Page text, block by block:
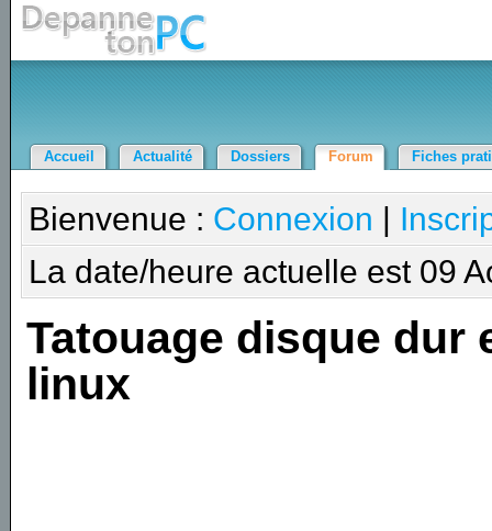
Accueil Actualité Dossiers Forum Fiches
Bienvenue : Connexion |
La date/heure actuelle est 09
Tatouage disque dur
linux